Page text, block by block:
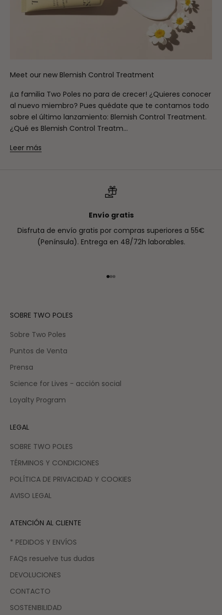
Meet our new Blemish Control Treatment
¡La familia Two Poles no para de crecer! ¿Quieres conocer
al nuevo miembro? Pues quédate que te contamos todo
sobre el último lanzamiento: Blemish Control Treatment.
¿Qué es Blemish Control Treatm...
Leer más
Envío gratis
Disfruta de envío gratis por compras superiores a 55€
(Península). Entrega en 48/72h laborables.
Ir al artículo 1
Ir al artículo 2
Ir al artículo 3
SOBRE TWO POLES
Sobre Two Poles
Puntos de Venta
Prensa
Science for Lives - acción social
Loyalty Program
LEGAL
SOBRE TWO POLES
TÉRMINOS Y CONDICIONES
POLÍTICA DE PRIVACIDAD Y COOKIES
AVISO LEGAL
ATENCIÓN AL CLIENTE
* PEDIDOS Y ENVÍOS
FAQs resuelve tus dudas
DEVOLUCIONES
CONTACTO
SOSTENIBILIDAD